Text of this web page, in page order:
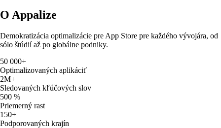
O Appalize
Demokratizácia optimalizácie pre App Store pre každého vývojára, od
sólo štúdií až po globálne podniky.
50 000+
Optimalizovaných aplikáciť
2M+
Sledovaných kľúčových slov
500 %
Priemerný rast
150+
Podporovaných krajín